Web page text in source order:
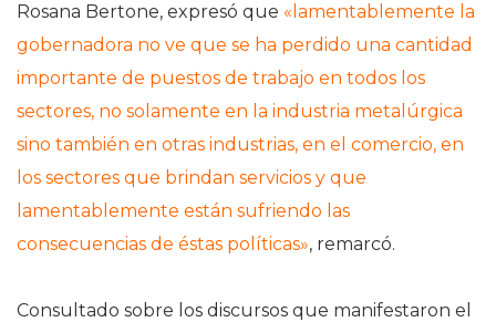
Rosana Bertone, expresó que «lamentablemente la
gobernadora no ve que se ha perdido una cantidad
importante de puestos de trabajo en todos los
sectores, no solamente en la industria metalúrgica
sino también en otras industrias, en el comercio, en
los sectores que brindan servicios y que
lamentablemente están sufriendo las
consecuencias de éstas políticas», remarcó.
Consultado sobre los discursos que manifestaron el